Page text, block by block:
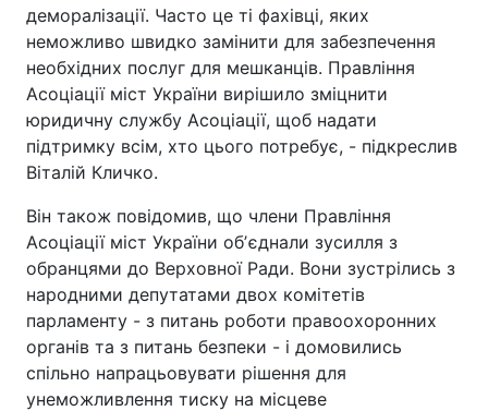
деморалізації. Часто це ті фахівці, яких
неможливо швидко замінити для забезпечення
необхідних послуг для мешканців. Правління
Асоціації міст України вирішило зміцнити
юридичну службу Асоціації, щоб надати
підтримку всім, хто цього потребує, - підкреслив
Віталій Кличко.
Він також повідомив, що члени Правління
Асоціації міст України обʼєднали зусилля з
обранцями до Верховної Ради. Вони зустрілись з
народними депутатами двох комітетів
парламенту - з питань роботи правоохоронних
органів та з питань безпеки - і домовились
спільно напрацьовувати рішення для
унеможливлення тиску на місцеве